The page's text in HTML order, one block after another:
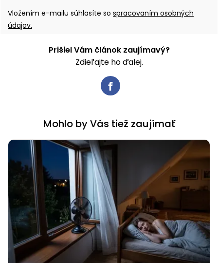
Vložením e-mailu súhlasíte so spracovaním osobných
údajov.
Prišiel Vám článok zaujímavý?
Zdieľajte ho ďalej.
Mohlo by Vás tiež zaujímať